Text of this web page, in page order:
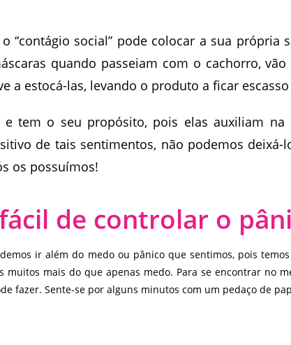
social” pode colocar a sua própria
quando passeiam com o cachorro,
a estocá-las, levando o produto a ficar
e tem o seu propósito, pois elas auxiliam na
de tais sentimentos, não podemos deixá-
os possuímos!
de controlar o
ir além do medo ou pânico que sentimos, pois
muitos mais do que apenas medo. Para se encontrar no
fazer. Sente-se por alguns minutos com um pedaço de